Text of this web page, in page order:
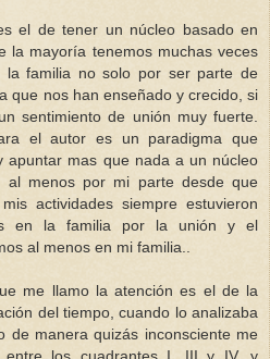
el de tener un núcleo basado en
la mayoría tenemos muchas veces
la familia no solo por ser parte de
que nos han enseñado y crecido, si
sentimiento de unión muy fuerte.
el autor es un paradigma que
apuntar mas que nada a un núcleo
al menos por mi parte desde que
actividades siempre estuvieron
en la familia por la unión y el
al menos en mi familia..
me llamo la atención es el de la
del tiempo, cuando lo analizaba
de manera quizás inconsciente me